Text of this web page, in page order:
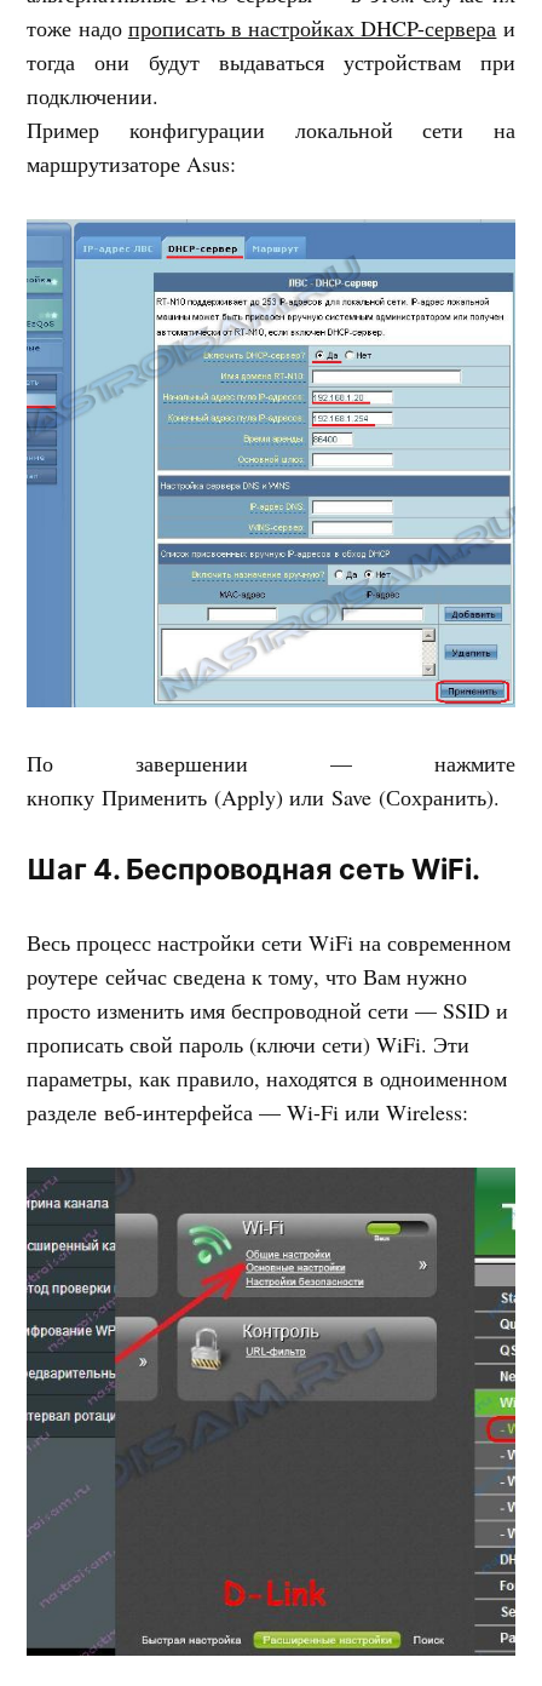
тоже надо прописать в настройках DHCP-сервера и
тогда они будут выдаваться устройствам при
подключении.
Пример конфигурации локальной сети на
маршрутизаторе Asus:
По завершении — нажмите
кнопку Применить (Apply) или Save (Сохранить).
Шаг 4. Беспроводная сеть WiFi.
Весь процесс настройки сети WiFi на современном
роутере сейчас сведена к тому, что Вам нужно
просто изменить имя беспроводной сети — SSID и
прописать свой пароль (ключи сети) WiFi. Эти
параметры, как правило, находятся в одноименном
разделе веб-интерфейса — Wi-Fi или Wireless: